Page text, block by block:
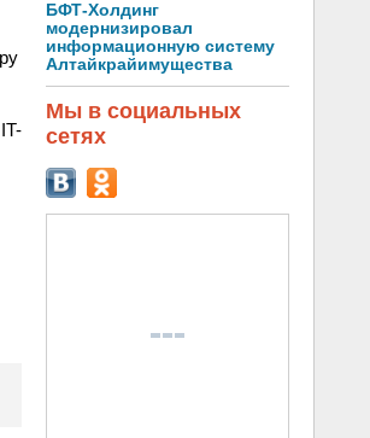
БФТ-Холдинг
модернизировал
информационную систему
Алтайкрайимущества
Мы в социальных
сетях